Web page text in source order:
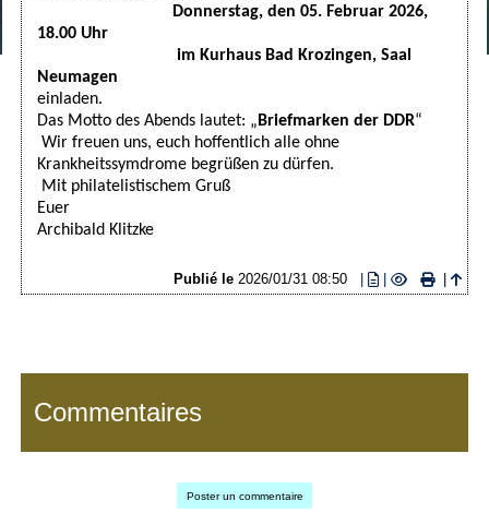
Donnerstag, den 05. Februar 2026,
18.00 Uhr
im Kurhaus Bad Krozingen, Saal
Neumagen
einladen.
Das Motto des Abends lautet: „ Briefmarken der DDR“
Wir freuen uns, euch hoffentlich alle ohne
Krankheitssymdrome begrüßen zu dürfen.
Mit philatelistischem Gruß
Euer
Archibald Klitzke
Publié le 2026/01/31 08:50 | |
Commentaires
Poster un commentaire